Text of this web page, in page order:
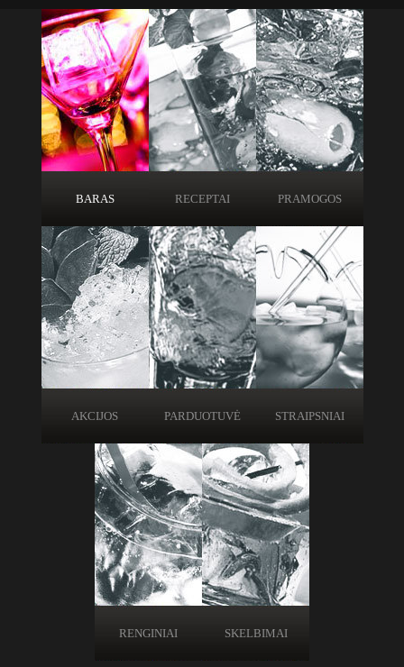
BARAS RECEPTAI PRAMOGOS
AKCIJOS PARDUOTUVĖ STRAIPSNIAI
RENGINIAI SKELBIMAI